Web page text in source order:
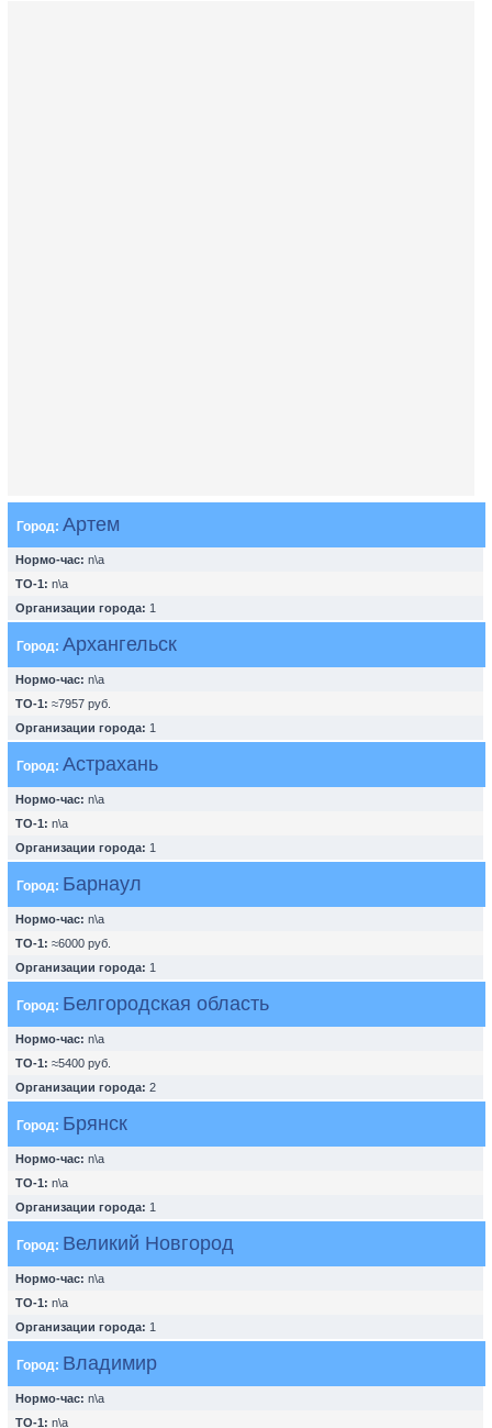
Город: Артем
Нормо-час: n\a
ТО-1: n\a
Организации города: 1
Город: Архангельск
Нормо-час: n\a
ТО-1: ≈7957 руб.
Организации города: 1
Город: Астрахань
Нормо-час: n\a
ТО-1: n\a
Организации города: 1
Город: Барнаул
Нормо-час: n\a
ТО-1: ≈6000 руб.
Организации города: 1
Город: Белгородская область
Нормо-час: n\a
ТО-1: ≈5400 руб.
Организации города: 2
Город: Брянск
Нормо-час: n\a
ТО-1: n\a
Организации города: 1
Город: Великий Новгород
Нормо-час: n\a
ТО-1: n\a
Организации города: 1
Город: Владимир
Нормо-час: n\a
ТО-1: n\a